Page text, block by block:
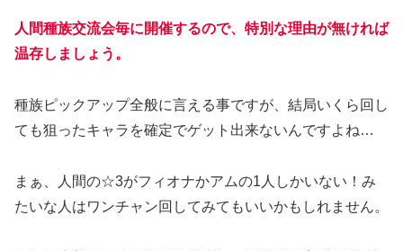
人間種族交流会毎に開催するので、特別な理由が無ければ
温存しましょう。
種族ピックアップ全般に言える事ですが、結局いくら回し
ても狙ったキャラを確定でゲット出来ないんですよね…
まぁ、人間の☆3がフィオナかアムの1人しかいない！み
たいな人はワンチャン回してみてもいいかもしれません。